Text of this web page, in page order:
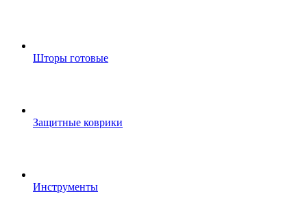
Шторы готовые
Защитные коврики
Инструменты